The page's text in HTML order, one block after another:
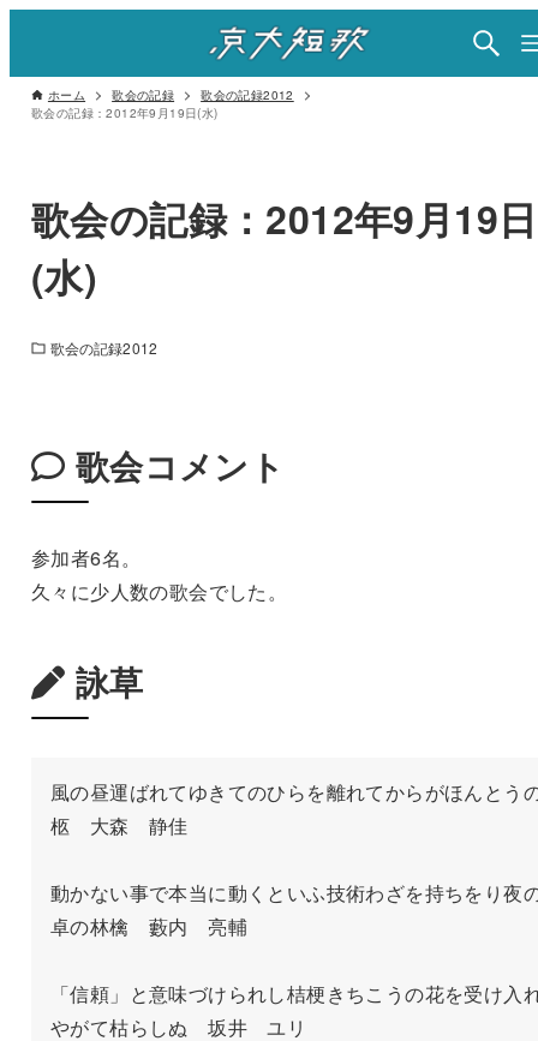
ホーム 歌会の記録
歌会の記録2012
歌会の記録：2012年9月19日(水)
歌会の記録：2012年9月19日
(水)
歌会の記録2012
歌会コメント
参加者6名。
久々に少人数の歌会でした。
詠草
風の昼運ばれてゆきてのひらを離れてからがほんとう
柩　大森　静佳
動かない事で本当に動くといふ技術わざを持ちをり夜
卓の林檎　藪内　亮輔
「信頼」と意味づけられし桔梗きちこうの花を受け入
やがて枯らしぬ　坂井　ユリ